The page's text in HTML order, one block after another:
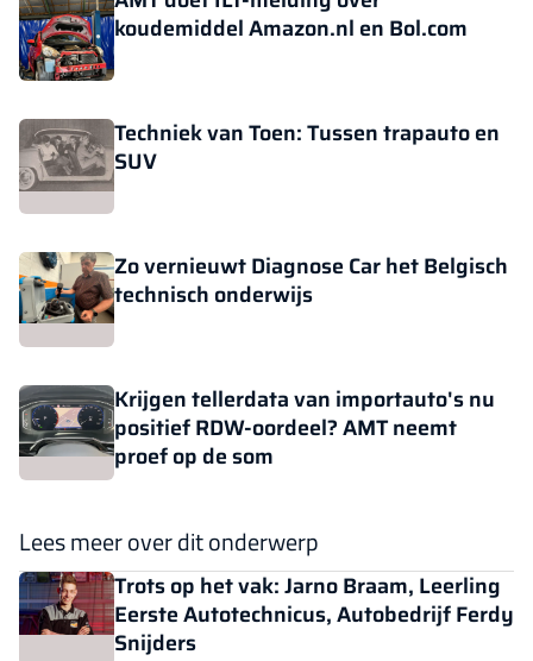
koudemiddel Amazon.nl en Bol.com
Techniek van Toen: Tussen trapauto en
SUV
Zo vernieuwt Diagnose Car het Belgisch
technisch onderwijs
Krijgen tellerdata van importauto's nu
positief RDW-oordeel? AMT neemt
proef op de som
Lees meer over dit onderwerp
Trots op het vak: Jarno Braam, Leerling
Eerste Autotechnicus, Autobedrijf Ferdy
Snijders